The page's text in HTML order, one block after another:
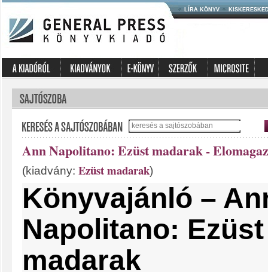
LÍRA KÖNYV
Ann Napolitano: Ezüst madarak -
(kiadvány: Ezüst madarak)
Könyvajánló –
Napolitano: Ezüst
madarak